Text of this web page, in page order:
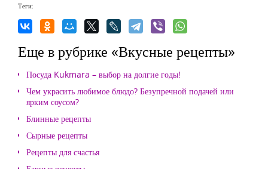
Теги:
Еще в рубрике «Вкусные рецепты»
Посуда Kukmara – выбор на долгие годы!
Чем украсить любимое блюдо? Безупречной подачей или
ярким соусом?
Блинные рецепты
Сырные рецепты
Рецепты для счастья